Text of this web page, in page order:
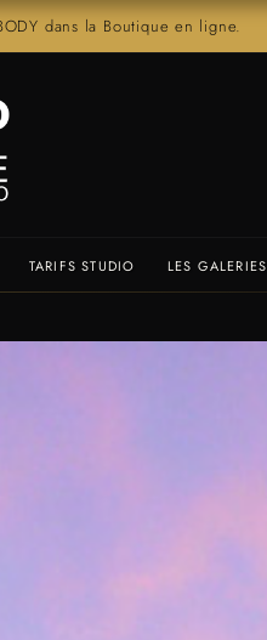
dans la Boutique en ligne.
TARIFS STUDIO LES GALERIES